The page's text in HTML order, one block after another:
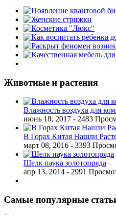
Животные и растения
Влажность воздуха для
июнь 18, 2017 - 2483
В Горах Китая Нашли
март 08, 2016 - 3393
Шелк паука золотопряда
апр 13, 2014 - 2991
Самые популярные